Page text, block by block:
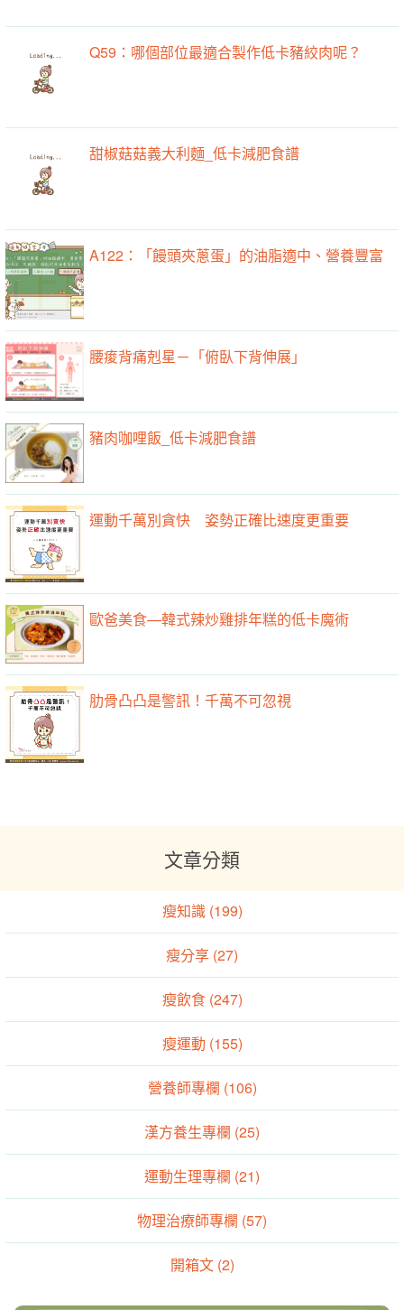
Q59：哪個部位最適合製作低卡豬絞肉呢？
甜椒菇菇義大利麵_低卡減肥食譜
A122：「饅頭夾蔥蛋」的油脂適中、營養豐富
腰痠背痛剋星－「俯臥下背伸展」
豬肉咖哩飯_低卡減肥食譜
運動千萬別貪快 姿勢正確比速度更重要
歐爸美食—韓式辣炒雞排年糕的低卡魔術
肋骨凸凸是警訊！千萬不可忽視
文章分類
瘦知識 (199)
瘦分享 (27)
瘦飲食 (247)
瘦運動 (155)
營養師專欄 (106)
漢方養生專欄 (25)
運動生理專欄 (21)
物理治療師專欄 (57)
開箱文 (2)